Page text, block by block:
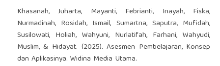
Khasanah, Juharta, Mayanti, Febrianti, Inayah, Fiska,
Nurmadinah, Rosidah, Ismail, Sumartna, Saputra, Mufidah,
Susilowati, Holiah, Wahyuni, Nurlatifah, Farhani, Wahyudi,
Muslim, & Hidayat. (2025). Asesmen Pembelajaran, Konsep
dan Aplikasinya. Widina Media Utama.